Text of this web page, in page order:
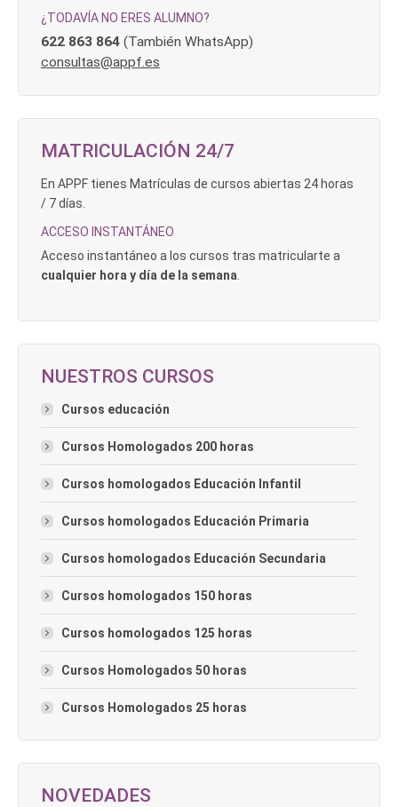
¿TODAVÍA NO ERES ALUMNO?
622 863 864 (También WhatsApp)
consultas@appf.es
MATRICULACIÓN 24/7
En APPF tienes Matrículas de cursos abiertas 24 horas
/ 7 días.
ACCESO INSTANTÁNEO
Acceso instantáneo a los cursos tras matricularte a
cualquier hora y día de la semana
NUESTROS CURSOS
Cursos educación
Cursos Homologados 200 horas
Cursos homologados Educación Infantil
Cursos homologados Educación Primaria
Cursos homologados Educación Secundaria
Cursos homologados 150 horas
Cursos homologados 125 horas
Cursos Homologados 50 horas
Cursos Homologados 25 horas
NOVEDADES